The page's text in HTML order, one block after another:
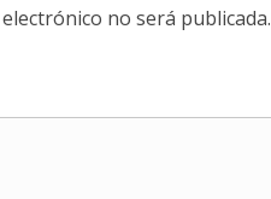
no será publicada.